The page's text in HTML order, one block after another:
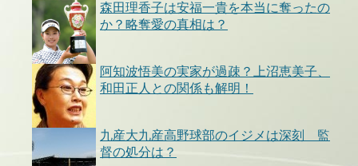
森田理香子は安福一貴を本当に奪ったの
か？略奪愛の真相は？
阿知波悟美の実家が過疎？上沼恵美子、
和田正人との関係も解明！
九産大九産高野球部のイジメは深刻 監
督の処分は？